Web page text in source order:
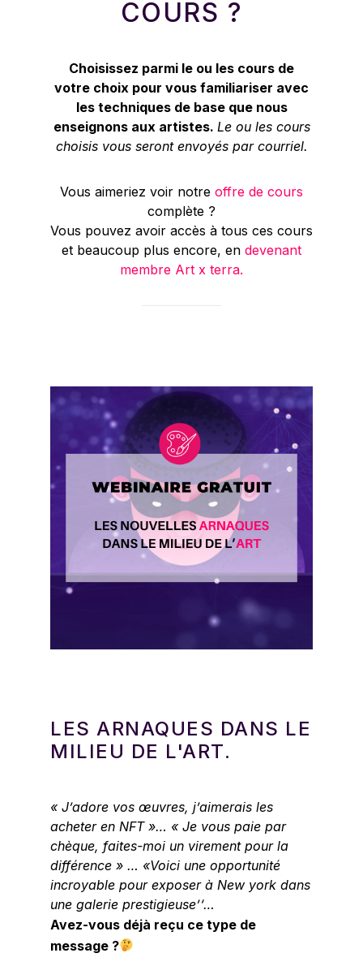
COURS ?
Choisissez parmi le ou les cours de
votre choix pour vous familiariser avec
les techniques de base que nous
enseignons aux artistes. Le ou les cours
choisis vous seront envoyés par courriel.
Vous aimeriez voir notre offre de cours
complète ?
Vous pouvez avoir accès à tous ces cours
et beaucoup plus encore, en devenant
membre Art x terra.
LES ARNAQUES DANS LE
MILIEU DE L'ART.
« J’adore vos œuvres, j’aimerais les
acheter en NFT »… « Je vous paie par
chèque, faites-moi un virement pour la
différence » … «Voici une opportunité
incroyable pour exposer à New york dans
une galerie prestigieuse’‘…
Avez-vous déjà reçu ce type de
message ?